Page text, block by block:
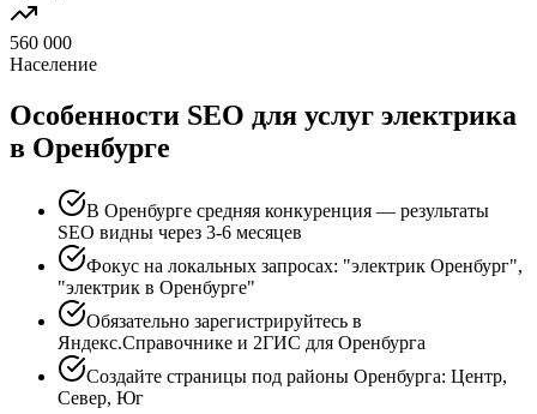
560 000
Население
Особенности SEO для услуг электрика
в Оренбурге
В Оренбурге средняя конкуренция — результаты
SEO видны через 3-6 месяцев
Фокус на локальных запросах: "электрик Оренбург",
"электрик в Оренбурге"
Обязательно зарегистрируйтесь в
Яндекс.Справочнике и 2ГИС для Оренбурга
Создайте страницы под районы Оренбурга: Центр,
Север, Юг